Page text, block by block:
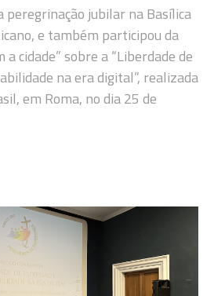
peregrinação jubilar na Basílica
e também participou da
a cidade” sobre a “Liberdade de
na era digital”, realizada
em Roma, no dia 25 de